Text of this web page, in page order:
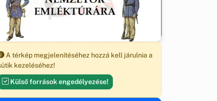
A térkép megjelenítéséhez hozzá kell járulnia a
kezeléséhez!
Külső források engedélyezése!